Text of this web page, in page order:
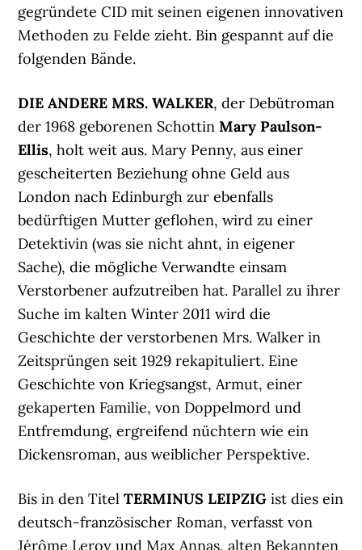
gegründete CID mit seinen eigenen innovativen
Methoden zu Felde zieht. Bin gespannt auf die
folgenden Bände.
DIE ANDERE MRS. WALKER, der Debütroman
der 1968 geborenen SchottinMary Paulson-
Ellis, holt weit aus. Mary Penny, aus einer
gescheiterten Beziehung ohne Geld aus
London nach Edinburgh zur ebenfalls
bedürftigen Mutter geflohen, wird zu einer
Detektivin (was sie nicht ahnt, in eigener
Sache), die mögliche Verwandte einsam
Verstorbener aufzutreiben hat. Parallel zu ihrer
Suche im kalten Winter 2011 wird die
Geschichte der verstorbenen Mrs. Walker in
Zeitsprüngen seit 1929 rekapituliert. Eine
Geschichte von Kriegsangst, Armut, einer
gekaperten Familie, von Doppelmord und
Entfremdung, ergreifend nüchtern wie ein
Dickensroman, aus weiblicher Perspektive.
Bis in den TitelTERMINUS LEIPZIGist dies ein
deutsch-französischer Roman, verfasst von
Jérôme Leroy und Max Annas, alten Bekannten